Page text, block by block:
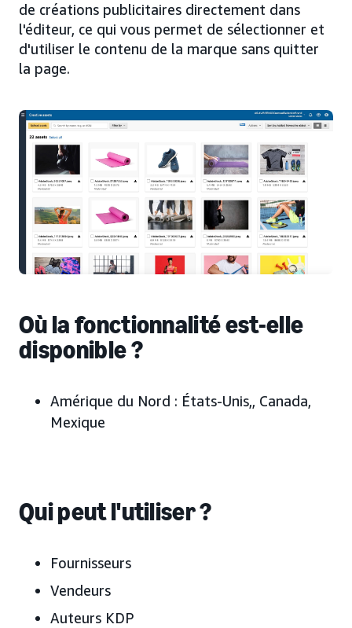
de créations publicitaires directement dans
l'éditeur, ce qui vous permet de sélectionner et
d'utiliser le contenu de la marque sans quitter
la page.
Où la fonctionnalité est-elle
disponible ?
Amérique du Nord : États-Unis,, Canada,
Mexique
Qui peut l'utiliser ?
Fournisseurs
Vendeurs
Auteurs KDP